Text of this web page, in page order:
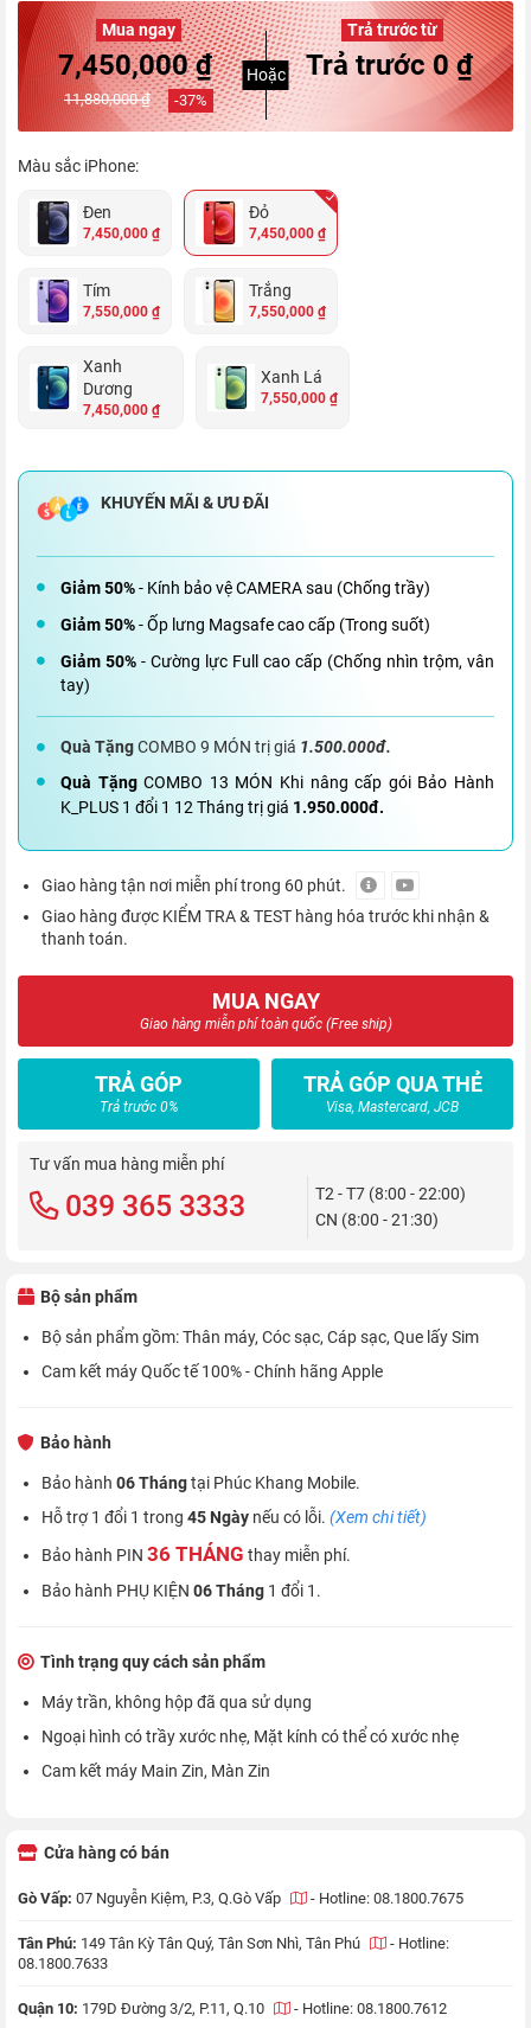
Mua ngay
7,450,000 ₫
11,880,000 ₫ -37%
Hoặc
Trả trước từ
Trả trước 0 ₫
Màu sắc iPhone:
Đen
7,450,000 ₫
Đỏ
7,450,000 ₫
Tím
7,550,000 ₫
Trắng
7,550,000 ₫
Xanh
Dương
7,450,000 ₫
Xanh Lá
7,550,000 ₫
Giảm 50%- Kính bảo vệ CAMERA sau (Chống trầy)
Giảm 50%- Ốp lưng Magsafe cao cấp (Trong suốt)
Giảm 50% - Cường lực Full cao cấp (Chống nhìn trộm, vân
tay)
Quà TặngCOMBO 9 MÓN trị giá 1.500.000đ.
Quà TặngCOMBO 13 MÓN Khi nâng cấp gói Bảo Hành
K_PLUS 1 đổi 1 12 Tháng trị giá 1.950.000đ.
Giao hàng tận nơi miễn phí trong 60 phút.
Giao hàng được KIỂM TRA & TEST hàng hóa trước khi nhận &
thanh toán.
MUA NGAY
Giao hàng miễn phí toàn quốc (Free ship)
TRẢ GÓP
Trả trước 0%
TRẢ GÓP QUA THẺ
Visa, Mastercard, JCB
Tư vấn mua hàng miễn phí
039 365 3333
T2 - T7 (8:00 - 22:00)
CN (8:00 - 21:30)
Bộ sản phẩm
Bộ sản phẩm gồm: Thân máy, Cóc sạc, Cáp sạc, Que lấy Sim
Cam kết máy Quốc tế 100% - Chính hãng Apple
Bảo hành
Bảo hành 06 Thángtại Phúc Khang Mobile.
Hỗ trợ 1 đổi 1 trong 45 Ngày nếu có lỗi. (Xem chi tiết)
Bảo hành PIN 36 THÁNG thay miễn phí.
Bảo hành PHỤ KIỆN 06 Tháng 1 đổi 1.
Tình trạng quy cách sản phẩm
Máy trần, không hộp đã qua sử dụng
Ngoại hình có trầy xước nhẹ, Mặt kính có thể có xước nhẹ
Cam kết máy Main Zin, Màn Zin
Cửa hàng có bán
Gò Vấp: 07 Nguyễn Kiệm, P.3, Q.Gò Vấp - Hotline: 08.1800.7675
Tân Phú: 149 Tân Kỳ Tân Quý, Tân Sơn Nhì, Tân Phú - Hotline:
08.1800.7633
Quận 10: 179D Đường 3/2, P.11, Q.10 - Hotline: 08.1800.7612